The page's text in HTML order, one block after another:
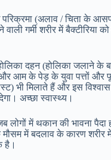
परिक्रमा (अलाव / चिता के
गर्मी शरीर में बैक्टीरिया
दहन (होलिका जलाने के
और आम के पेड़ के युवा पत्तों
भी मिलाते हैं और इस
अच्छा स्वास्थ्य।
लोगों में थकान की भावना पैदा
में बदलाव के कारण
है।